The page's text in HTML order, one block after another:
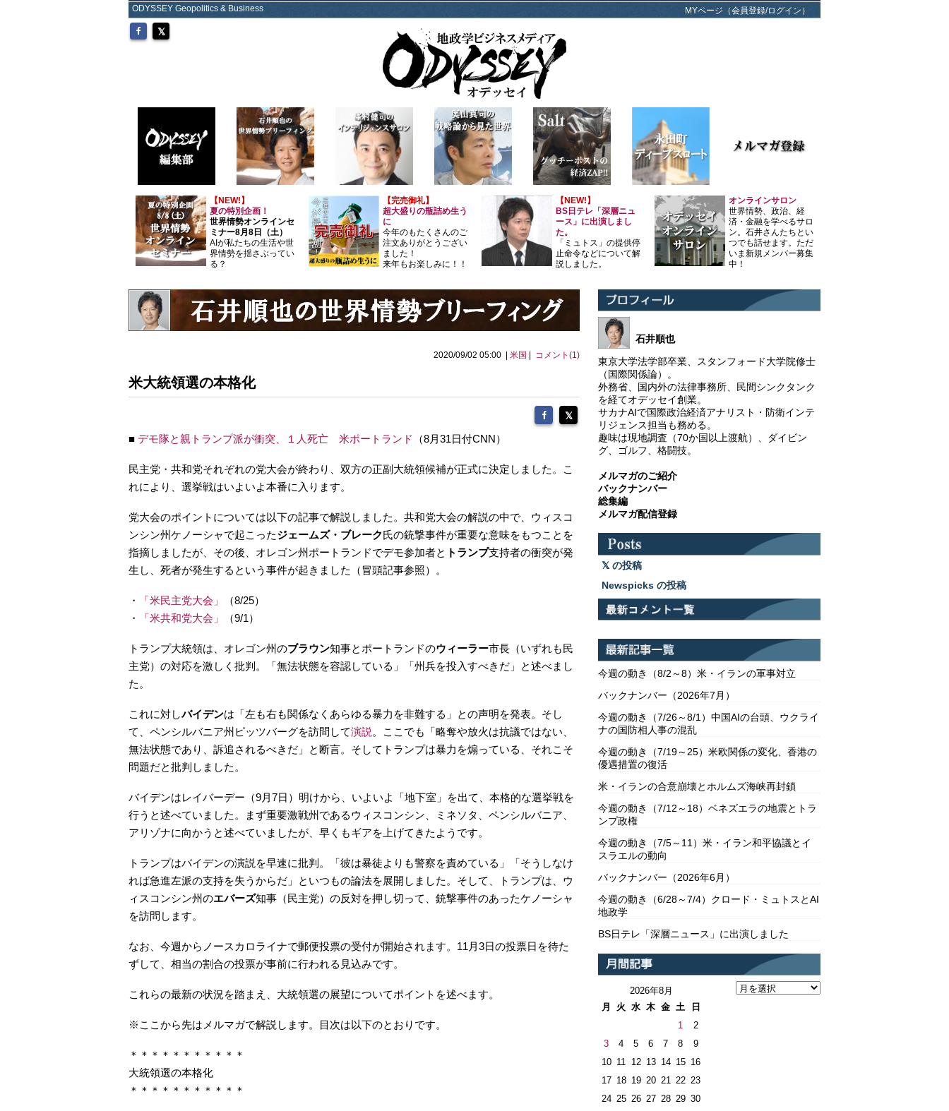
ODYSSEY Geopolitics & Business MYページ（会員登録/ログイン）
【NEW!】
夏の特別企画！
世界情勢オンラインセ
ミナー8月8日（土）
AIが私たちの生活や世
界情勢を揺さぶってい
る？
【完売御礼】
超大盛りの瓶詰め生う
に
今年のもたくさんのご
注文ありがとうござい
ました！
来年もお楽しみに！！
【NEW!】
BS日テレ「深層ニュ
ース」に出演しまし
た。
「ミュトス」の提供停
止命令などについて解
説しました。
オンラインサロン
世界情勢、政治、経
済・金融を学べるサロ
ン。石井さんたちとい
つでも話せます。ただ
いま新規メンバー募集
中！
2020/09/02 05:00 | 米国 コメント(1)
米大統領選の本格化
■ デモ隊と親トランプ派が衝突、１人死亡 米ポートランド （8月31日付CNN）
民主党・共和党それぞれの党大会が終わり、双方の正副大統領候補が正式に決定しました。こ
れにより、選挙戦はいよいよ本番に入ります。
党大会のポイントについては以下の記事で解説しました。共和党大会の解説の中で、ウィスコ
ンシン州ケノーシャで起こったジェームズ・ブレーク氏の銃撃事件が重要な意味をもつことを
指摘しましたが、その後、オレゴン州ポートランドでデモ参加者と トランプ支持者の衝突が発
生し、死者が発生するという事件が起きました（冒頭記事参照）。
・ 「米民主党大会」
（8/25）
・
「米共和党大会」 （9/1）
トランプ大統領は、オレゴン州のブラウン知事とポートランドのウィーラー市長（いずれも民
主党）の対応を激しく批判。「無法状態を容認している」「州兵を投入すべきだ」と述べまし
た。
これに対しバイデンは「左も右も関係なくあらゆる暴力を非難する」との声明を発表。そし
て、ペンシルバニア州ピッツバーグを訪問して演説 。ここでも「略奪や放火は抗議ではない、
無法状態であり、訴追されるべきだ」と断言。そしてトランプは暴力を煽っている、それこそ
問題だと批判しました。
バイデンはレイバーデー（9月7日）明けから、いよいよ「地下室」を出て、本格的な選挙戦を
行うと述べていました。まず重要激戦州であるウィスコンシン、ミネソタ、ペンシルバニア、
アリゾナに向かうと述べていましたが、早くもギアを上げてきたようです。
トランプはバイデンの演説を早速に批判。「彼は暴徒よりも警察を責めている」「そうしなけ
れば急進左派の支持を失うからだ」といつもの論法を展開しました。そして、トランプは、ウ
ィスコンシン州のエバーズ知事（民主党）の反対を押し切って、銃撃事件のあったケノーシャ
を訪問します。
なお、今週からノースカロライナで郵便投票の受付が開始されます。11月3日の投票日を待た
ずして、相当の割合の投票が事前に行われる見込みです。
これらの最新の状況を踏まえ、大統領選の展望についてポイントを述べます。
※ここから先はメルマガで解説します。目次は以下のとおりです。
＊＊＊＊＊＊＊＊＊＊＊
大統領選の本格化
＊＊＊＊＊＊＊＊＊＊＊
石井順也
東京大学法学部卒業、スタンフォード大学院修士
（国際関係論）。
外務省、国内外の法律事務所、民間シンクタンク
を経てオデッセイ創業。
サカナAIで国際政治経済アナリスト・防衛インテ
リジェンス担当も務める。
趣味は現地調査（70か国以上渡航）、ダイビン
グ、ゴルフ、格闘技。
メルマガのご紹介
バックナンバー
総集編
メルマガ配信登録
の投稿
Newspicks の投稿
今週の動き（8/2～8）米・イランの軍事対立
バックナンバー（2026年7月）
今週の動き（7/26～8/1）中国AIの台頭、ウクライ
ナの国防相人事の混乱
今週の動き（7/19～25）米欧関係の変化、香港の
優遇措置の復活
米・イランの合意崩壊とホルムズ海峡再封鎖
今週の動き（7/12～18）ベネズエラの地震とトラ
ンプ政権
今週の動き（7/5～11）米・イラン和平協議とイ
スラエルの動向
バックナンバー（2026年6月）
今週の動き（6/28～7/4）クロード・ミュトスとAI
地政学
BS日テレ「深層ニュース」に出演しました
2026年8月
月
火 水 木 金 土 日
1
2
3
4 5 6 7 8
9
10 11 12 13 14 15 16
17 18 19 20 21 22 23
24 25 26 27 28 29 30